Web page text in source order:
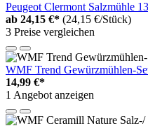
Peugeot Clermont Salzmühle
ab 24,15 €* (24,15 €/Stück)
3 Preise vergleichen
WMF Trend Gewürzmühlen-
14,99 €*
1 Angebot anzeigen